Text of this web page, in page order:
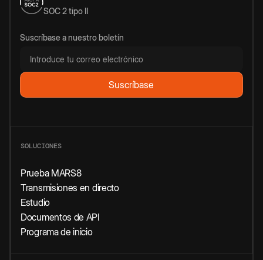
SOC 2 tipo II
Suscríbase a nuestro boletín
SOLUCIONES
Prueba MARS8
Transmisiones en directo
Estudio
Documentos de API
Programa de inicio